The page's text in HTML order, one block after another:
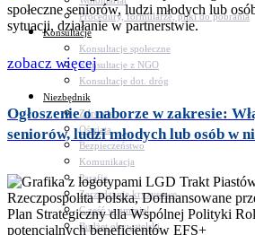
Procedury, formularze, pliki do pobrania
Konsultacje
Konsultacje społeczne
Konsultacje z NGO
Konsultacje dot. dróg
Niezbędnik
Zdrowie
Oświata
Bezpieczeństwo
Komunikacja
Parafie
Zarządzanie kryzysowe
C.ześć w gminie!
Budżet obywatelski
zobacz więcej
Ogłoszenie o naborze w zakresie:
seniorów, ludzi młodych lub osób w